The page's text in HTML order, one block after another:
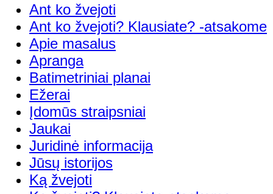
Ant ko žvejoti
Ant ko žvejoti? Klausiate? -atsakome
Apie masalus
Apranga
Batimetriniai planai
Ežerai
Įdomūs straipsniai
Jaukai
Juridinė informacija
Jūsų istorijos
Ką žvejoti